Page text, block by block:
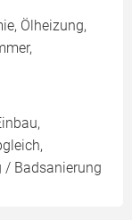
Ölheizung,
/ Badsanierung